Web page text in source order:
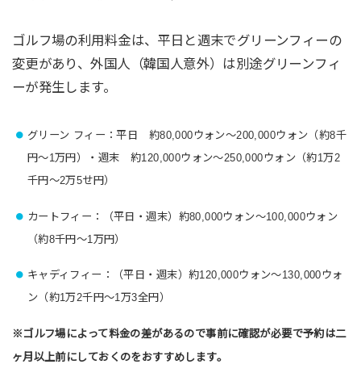
ゴルフ場の利用料金は、平日と週末でグリーンフィーの
変更があり、外国人（韓国人意外）は別途グリーンフィ
ーが発生します。
グリーン フィー：平日 約80,000ウォン〜200,000ウォン（約8千
円～1万円）・週末 約120,000ウォン〜250,000ウォン（約1万2
千円～2万5せ円）
カートフィー：（平日・週末）約80,000ウォン〜100,000ウォン
（約8千円～1万円）
キャディフィー：（平日・週末）約120,000ウォン〜130,000ウォ
ン（約1万2千円～1万3全円）
※ゴルフ場によって料金の差があるので事前に確認が必要で予約は二
ヶ月以上前にしておくのをおすすめします。